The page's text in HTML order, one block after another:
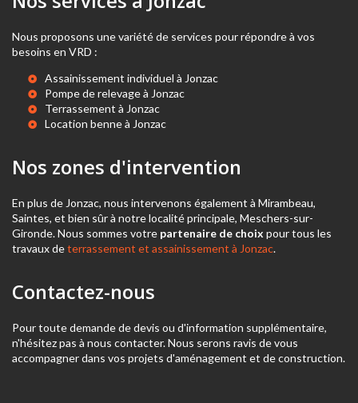
Nous proposons une variété de services pour répondre à vos
besoins en VRD :
Assainissement individuel à Jonzac
Pompe de relevage à Jonzac
Terrassement à Jonzac
Location benne à Jonzac
Nos zones d'intervention
En plus de Jonzac, nous intervenons également à Mirambeau,
Saintes, et bien sûr à notre localité principale, Meschers-sur-
Gironde. Nous sommes votre partenaire de choix pour tous les
travaux deterrassement et assainissement à Jonzac.
Contactez-nous
Pour toute demande de devis ou d'information supplémentaire,
n'hésitez pas à nous contacter. Nous serons ravis de vous
accompagner dans vos projets d'aménagement et de construction.